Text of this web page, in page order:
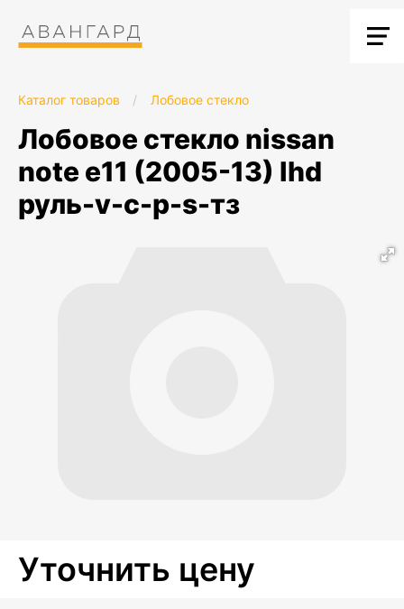
Каталог товаров / Лобовое стекло
лобовое стекло nissan
note e11 (2005-13) lhd
руль-v-c-p-s-тз
Уточнить цену